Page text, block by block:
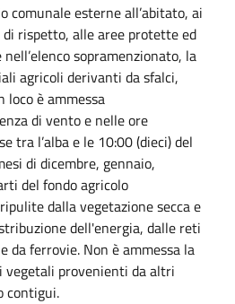
comunale esterne all’abitato, ai
rispetto, alle aree protette ed
sopramenzionato, la
agricoli derivanti da sfalci,
è ammessa
di vento e nelle ore
tra l’alba e le 10:00 (dieci) del
di dicembre, gennaio,
del fondo agricolo
dalla vegetazione secca e
dell'energia, dalle reti
da ferrovie. Non è ammessa la
vegetali provenienti da altri
contigui.